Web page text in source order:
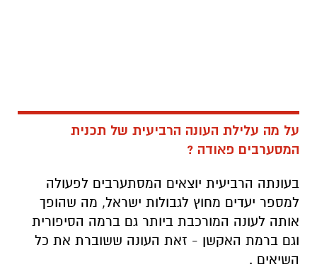
על מה עלילת העונה הרביעית של תכנית
המסערבים פאודה ?
בעונתה הרביעית יוצאים המסתערבים לפעולה
למספר יעדים מחוץ לגבולות ישראל, מה שהופך
אותה לעונה המורכבת ביותר גם ברמה הסיפורית
וגם ברמת האקשן - זאת העונה ששוברת את כל
השיאים .